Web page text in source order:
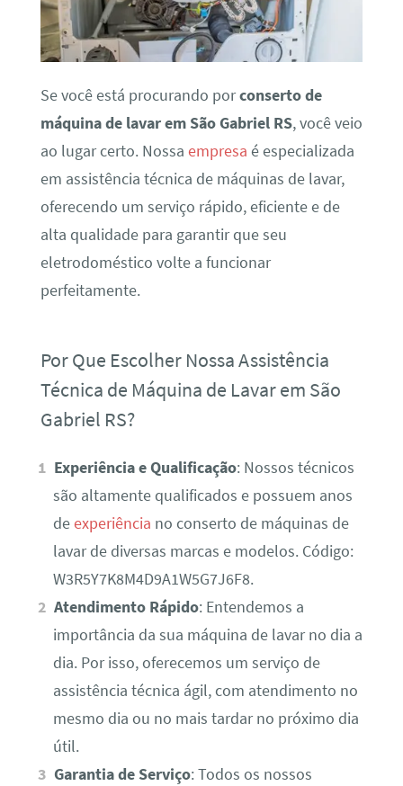
Se você está procurando porconserto de
máquina de lavar em São Gabriel RS, você veio
ao lugar certo. Nossa empresa é especializada
em assistência técnica de máquinas de lavar,
oferecendo um serviço rápido, eficiente e de
alta qualidade para garantir que seu
eletrodoméstico volte a funcionar
perfeitamente.
Por Que Escolher Nossa Assistência
Técnica de Máquina de Lavar em São
Gabriel RS?
Experiência e Qualificação: Nossos técnicos
são altamente qualificados e possuem anos
deexperiência no conserto de máquinas de
lavar de diversas marcas e modelos. Código:
W3R5Y7K8M4D9A1W5G7J6F8.
Atendimento Rápido: Entendemos a
importância da sua máquina de lavar no dia a
dia. Por isso, oferecemos um serviço de
assistência técnica ágil, com atendimento no
mesmo dia ou no mais tardar no próximo dia
útil.
Garantia de Serviço: Todos os nossos